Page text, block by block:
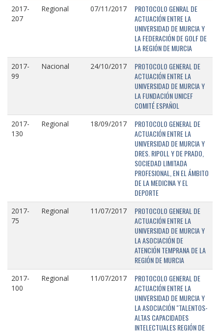
2017-
207
Regional 07/11/2017
PROTOCOLO GENRAL DE
ACTUACIÓN ENTRE LA
UNIVERSIDAD DE MURCIA Y
LA FEDERACIÓN DE GOLF DE
LA REGIÓN DE MURCIA
2017-
99
Nacional 24/10/2017
PROTOCOLO GENERAL DE
ACTUACIÓN ENTRE LA
UNIVERSIDAD DE MURCIA Y
LA FUNDACIÓN UNICEF
COMITÉ ESPAÑOL
2017-
130
Regional 18/09/2017
PROTOCOLO GENERAL DE
ACTUACIÓN ENTRE LA
UNIVERSIDAD DE MURCIA Y
DRES. RIPOLL Y DE PRADO,
SOCIEDAD LIMITADA
PROFESIONAL, EN EL ÁMBITO
DE LA MEDICINA Y EL
DEPORTE
2017-
75
Regional 11/07/2017
PROTOCOLO GENERAL DE
ACTUACIÓN ENTRE LA
UNIVERSIDAD DE MURCIA Y
LA ASOCIACIÓN DE
ATENCIÓN TEMPRANA DE LA
REGIÓN DE MURCIA
2017-
100
Regional 11/07/2017
PROTOCOLO GENERAL DE
ACTUACIÓN ENTRE LA
UNIVERSIDAD DE MURCIA Y
LA ASOCIACIÓN "TALENTOS-
ALTAS CAPACIDADES
INTELECTUALES REGIÓN DE